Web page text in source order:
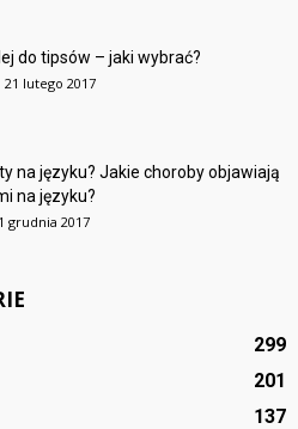
do tipsów – jaki wybrać?
21 lutego 2017
na języku? Jakie choroby objawiają
na języku?
grudnia 2017
299
201
137